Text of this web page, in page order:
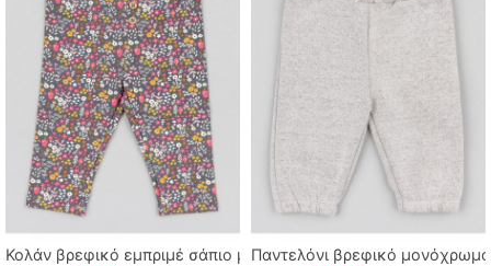
Κολάν βρεφικό εμπριμέ σάπιο μήλοΠαντελόνι βρεφικό